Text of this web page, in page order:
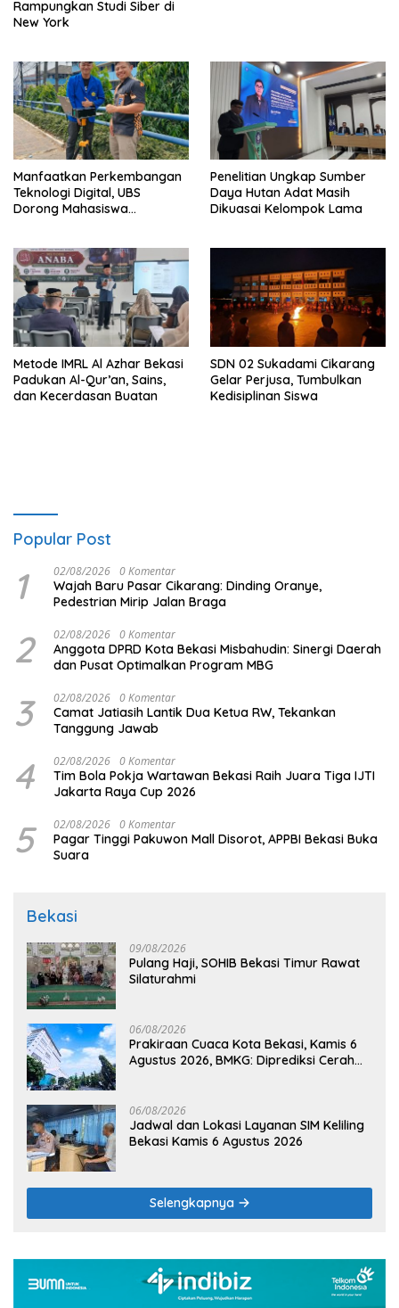
Rampungkan Studi Siber di
New York
Manfaatkan Perkembangan
Teknologi Digital, UBS
Dorong Mahasiswa
Penelitian Ungkap Sumber
Daya Hutan Adat Masih
Dikuasai Kelompok Lama
Metode IMRL Al Azhar Bekasi
Padukan Al-Qur’an, Sains,
dan Kecerdasan Buatan
SDN 02 Sukadami Cikarang
Gelar Perjusa, Tumbulkan
Kedisiplinan Siswa
Popular Post
1 02/08/2026 0 Komentar
Wajah Baru Pasar Cikarang: Dinding Oranye,
Pedestrian Mirip Jalan Braga
2 02/08/2026 0 Komentar
Anggota DPRD Kota Bekasi Misbahudin: Sinergi Daerah
dan Pusat Optimalkan Program MBG
3 02/08/2026 0 Komentar
Camat Jatiasih Lantik Dua Ketua RW, Tekankan
Tanggung Jawab
4 02/08/2026 0 Komentar
Tim Bola Pokja Wartawan Bekasi Raih Juara Tiga IJTI
Jakarta Raya Cup 2026
5 02/08/2026 0 Komentar
Pagar Tinggi Pakuwon Mall Disorot, APPBI Bekasi Buka
Suara
Bekasi
09/08/2026
Pulang Haji, SOHIB Bekasi Timur Rawat
Silaturahmi
06/08/2026
Prakiraan Cuaca Kota Bekasi, Kamis 6
Agustus 2026, BMKG: Diprediksi Cerah
06/08/2026
Jadwal dan Lokasi Layanan SIM Keliling
Bekasi Kamis 6 Agustus 2026
Selengkapnya